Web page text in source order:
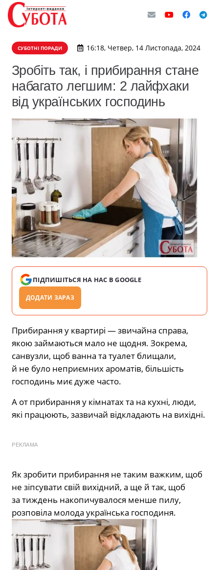
СУБОТНІ ПОРАДИ 16:18, Четвер, 14 Листопада, 2024
Зробіть так, і прибирання стане
набагато легшим: 2 лайфхаки
від українських господинь
ПІДПИШІТЬСЯ НА НАС В GOOGLE
ДОДАТИ ЗАРАЗ
Прибирання у квартирі — звичайна справа,
якою займаються мало не щодня. Зокрема,
санвузли, щоб ванна та туалет блищали,
й не було неприємних ароматів, більшість
господинь миє дуже часто.
А от прибирання у кімнатах та на кухні, люди,
які працюють, зазвичай відкладають на вихідні.
РЕКЛАМА
Як зробити прибирання не таким важким, щоб
не зіпсувати свій вихідний, а ще й так, щоб
за тиждень накопичувалося менше пилу,
розповіла молода українська господиня.